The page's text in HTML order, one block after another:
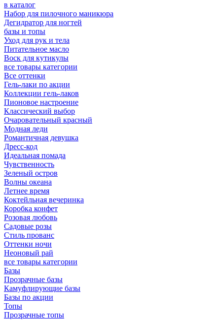
в каталог
Набор для пилочного маникюра
Дегидратор для ногтей
базы и топы
Уход для рук и тела
Питательное масло
Воск для кутикулы
все товары категории
Все оттенки
Гель-лаки по акции
Коллекции гель-лаков
Пионовое настроение
Классический выбор
Очаровательный красный
Модная леди
Романтичная девушка
Дресс-код
Идеальная помада
Чувственность
Зеленый остров
Волны океана
Летнее время
Коктейльная вечеринка
Коробка конфет
Розовая любовь
Садовые розы
Стиль прованс
Оттенки ночи
Неоновый рай
все товары категории
Базы
Прозрачные базы
Камуфлирующие базы
Базы по акции
Топы
Прозрачные топы